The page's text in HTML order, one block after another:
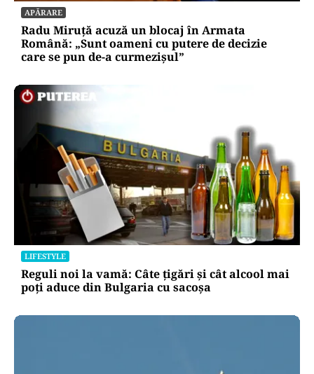
APĂRARE
Radu Miruță acuză un blocaj în Armata
Română: „Sunt oameni cu putere de decizie
care se pun de-a curmezișul”
LIFESTYLE
Reguli noi la vamă: Câte țigări și cât alcool mai
poți aduce din Bulgaria cu sacoșa